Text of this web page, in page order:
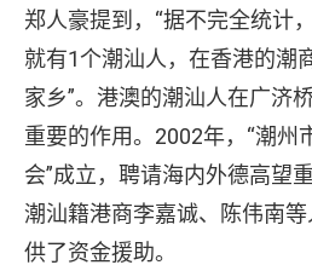
郑人豪提到，“据不完全统计
就有1个潮汕人，在香港的潮
家乡”。港澳的潮汕人在广济
重要的作用。2002年，“潮州
会”成立，聘请海内外德高望
潮汕籍港商李嘉诚、陈伟南
供了资金援助。